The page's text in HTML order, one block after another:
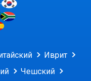
Иврит
Чешский